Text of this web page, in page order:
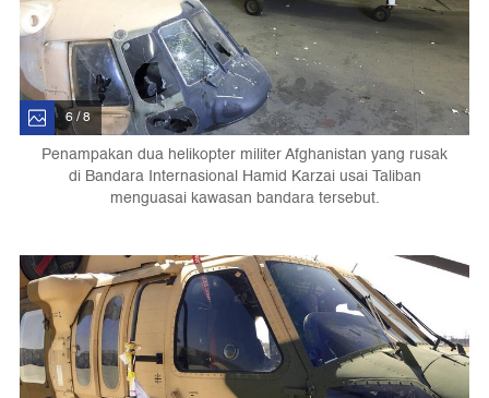
6 / 8
Penampakan dua helikopter militer Afghanistan yang rusak
di Bandara Internasional Hamid Karzai usai Taliban
menguasai kawasan bandara tersebut.